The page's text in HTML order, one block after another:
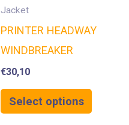
Jacket
PRINTER HEADWAY
WINDBREAKER
€30,10
Select options